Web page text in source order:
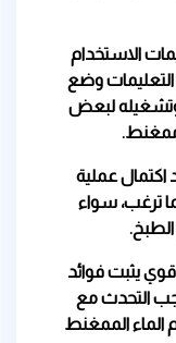
الاستخدام
وضع
وتشغيله لبعض
ممغنط.
اكتمال عملية
ترغب، سواء
يثبت فوائد
التحدث مع
الماء الممغنط